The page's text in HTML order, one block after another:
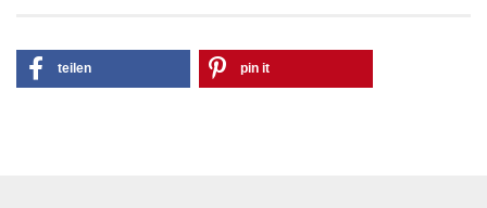
teilen pin it